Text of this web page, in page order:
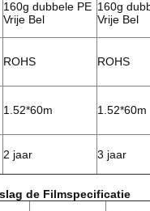
160g dubbele PE
Vrije Bel
160g
Vrije Bel
ROHS ROHS
1.52*60m 1.52*60m
2 jaar 3 jaar
de Filmspecificatie